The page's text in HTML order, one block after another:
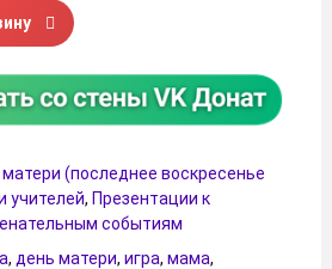
День матери (познавательная
(последнее воскресенье
учителей, Презентации к
событиям
, день матери, игра, мама,